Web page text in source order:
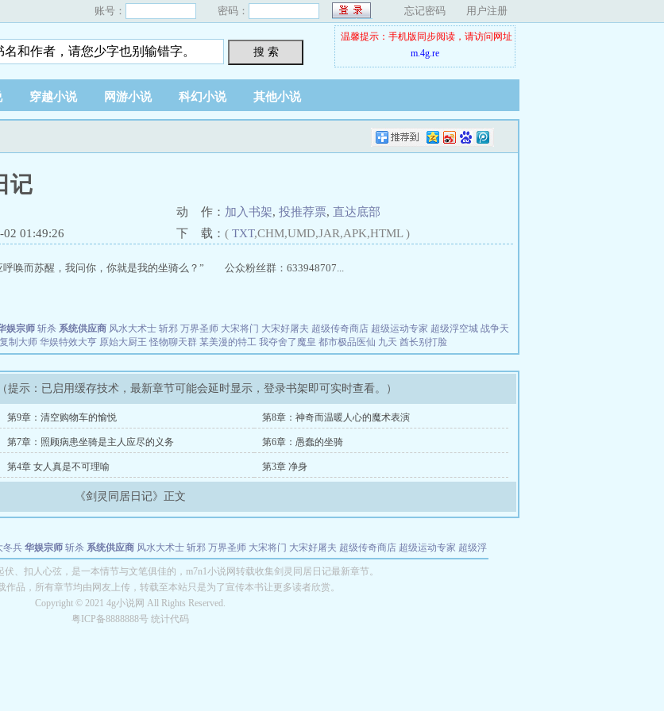
账号： 密码： 忘记密码 用户注册
搜 索
温馨提示：手机版同步阅读，请访问网址
m.4g.re
穿越小说 网游小说 科幻小说 其他小说
记
动 作： 加入书架, 投推荐票, 直达底部
01:49:26
下 载： ( TXT,CHM,UMD,JAR,APK,HTML )
呼唤而苏醒，我问你，你就是我的坐骑么？” 公众粉丝群：633948707...
娱宗师 斩杀 系统供应商 风水大术士 斩邪 万界圣师 大宋将门 大宋好屠夫 超级传奇商店 超级运动专家 超级浮空城 战争天
制大师 华娱特效大亨 原始大厨王 怪物聊天群 某美漫的特工 我夺舍了魔皇 都市极品医仙 九天 酋长别打脸
（提示：已启用缓存技术，最新章节可能会延时显示，登录书架即可实时查看。）
第9章：清空购物车的愉悦 第8章：神奇而温暖人心的魔术表演
第7章：照顾病患坐骑是主人应尽的义务 第6章：愚蠢的坐骑
第4章 女人真是不可理喻 第3章 净身
《剑灵同居日记》正文
冬兵 华娱宗师 斩杀 系统供应商 风水大术士 斩邪 万界圣师 大宋将门 大宋好屠夫 超级传奇商店 超级运动专家 超级浮
易 全职武神 位面复制大师 华娱特效大亨 原始大厨王 怪物聊天群 某美漫的特工 我夺舍了魔皇
长别打脸
伏、扣人心弦，是一本情节与文笔俱佳的，m7n1小说网转载收集剑灵同居日记最新章节。
作品，所有章节均由网友上传，转载至本站只是为了宣传本书让更多读者欣赏。
Copyright © 2021 4g小说网 All Rights Reserved.
粤ICP备8888888号 统计代码